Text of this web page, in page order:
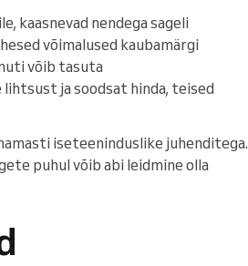
kaasnevad nendega sageli
võimalused kaubamärgi
võib tasuta
ja soodsat hinda, teised
iseteeninduslike juhenditega.
puhul võib abi leidmine olla